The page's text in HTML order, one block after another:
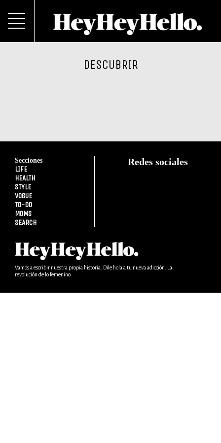
DESCUBRIR
Secciones
LIFE
HEALTH
STYLE
VOGUE
TO-DO
MOMS
SEARCH
Redes sociales
Vamos a escribir nuestra propia historia. Dile hola a tu nueva adicción. La
revolución de lo femenino.